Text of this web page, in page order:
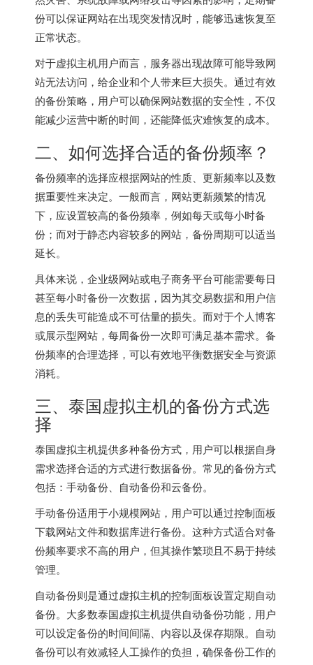
份可以保证网站在出现突发情况时，能够迅速恢复至
正常状态。
对于虚拟主机用户而言，服务器出现故障可能导致网
站无法访问，给企业和个人带来巨大损失。通过有效
的备份策略，用户可以确保网站数据的安全性，不仅
能减少运营中断的时间，还能降低灾难恢复的成本。
二、如何选择合适的备份频率？
备份频率的选择应根据网站的性质、更新频率以及数
据重要性来决定。一般而言，网站更新频繁的情况
下，应设置较高的备份频率，例如每天或每小时备
份；而对于静态内容较多的网站，备份周期可以适当
延长。
具体来说，企业级网站或电子商务平台可能需要每日
甚至每小时备份一次数据，因为其交易数据和用户信
息的丢失可能造成不可估量的损失。而对于个人博客
或展示型网站，每周备份一次即可满足基本需求。备
份频率的合理选择，可以有效地平衡数据安全与资源
消耗。
三、 泰国虚拟主机的备份方式选
择
泰国虚拟主机提供多种备份方式，用户可以根据自身
需求选择合适的方式进行数据备份。常见的备份方式
包括：手动备份、自动备份和云备份。
手动备份适用于小规模网站，用户可以通过控制面板
下载网站文件和数据库进行备份。这种方式适合对备
份频率要求不高的用户，但其操作繁琐且不易于持续
管理。
自动备份则是通过虚拟主机的控制面板设置定期自动
备份。大多数泰国虚拟主机提供自动备份功能，用户
可以设定备份的时间间隔、内容以及保存期限。自动
备份可以有效减轻人工操作的负担，确保备份工作的